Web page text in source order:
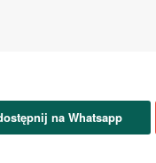
na Whatsapp